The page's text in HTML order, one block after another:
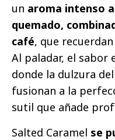
un aroma intenso
quemado,
café, que
Al paladar, el sabor
donde la dulzura
fusionan a la
sutil que añade
Salted Caramel se